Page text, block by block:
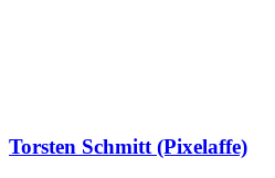
Torsten Schmitt (Pixelaffe)